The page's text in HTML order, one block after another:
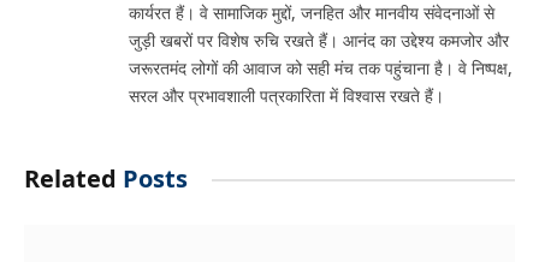
कार्यरत हैं। वे सामाजिक मुद्दों, जनहित और मानवीय संवेदनाओं से
जुड़ी खबरों पर विशेष रुचि रखते हैं। आनंद का उद्देश्य कमजोर और
जरूरतमंद लोगों की आवाज को सही मंच तक पहुंचाना है। वे निष्पक्ष,
सरल और प्रभावशाली पत्रकारिता में विश्वास रखते हैं।
Related Posts